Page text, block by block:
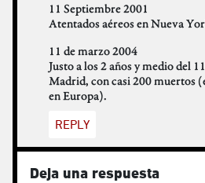
11 Septiembre 2001
Atentados aéreos en Nueva
11 de marzo 2004
Justo a los 2 años y medio del
Madrid, con casi 200 muertos
en Europa).
REPLY
Deja una respuesta